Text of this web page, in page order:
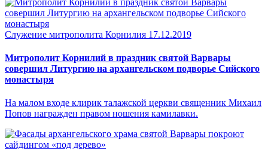
Служение митрополита Корнилия 17.12.2019
Митрополит Корнилий в праздник святой Варвары
совершил Литургию на архангельском подворье Сийского
монастыря
На малом входе клирик талажской церкви священник Михаил
Попов награжден правом ношения камилавки.